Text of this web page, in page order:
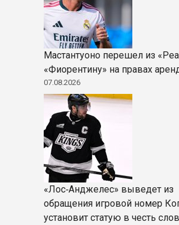
Мастантуоно перешел из
«Фиорентину» на правах
07.08.2026
«Лос‑Анджелес» выведет из
обращения игровой номер
установит статую в честь